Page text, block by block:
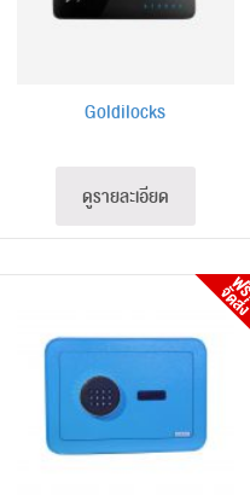
Goldilocks
ดูรายละเอียด